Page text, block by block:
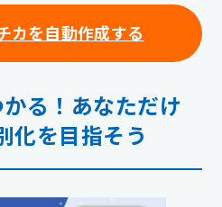
カを自動作成する
る！あなただけ
化を目指そう